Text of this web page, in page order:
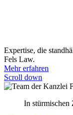
Expertise, die
Fels Law.
Mehr erfahren
Scroll down
In stürmischen